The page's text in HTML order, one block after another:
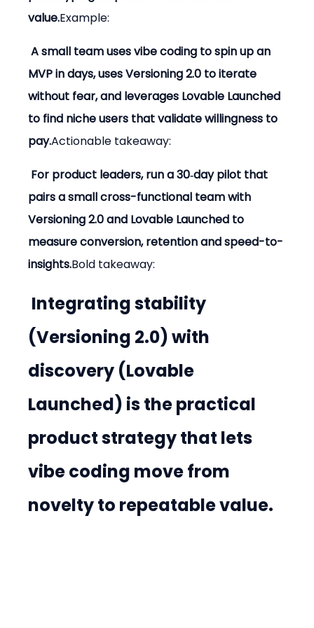
value.Example:
A small team uses vibe coding to spin up an
MVP in days, uses Versioning 2.0 to iterate
without fear, and leverages Lovable Launched
to find niche users that validate willingness to
pay.Actionable takeaway:
pairs a small cross-functional team with
Versioning 2.0 and Lovable Launched to
measure conversion, retention and speed-to-
insights.Bold takeaway:
(Versioning 2.0) with
discovery (Lovable
Launched) is the practical
product strategy that lets
vibe coding move from
novelty to repeatable value.